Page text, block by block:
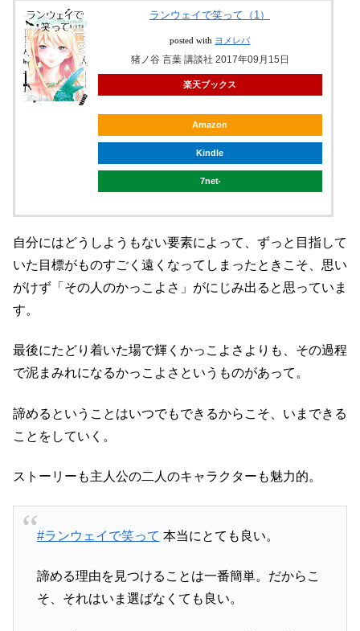
ランウェイで笑って（1）
posted with ヨメレバ
猪ノ谷 言葉 講談社 2017年09月15日
楽天ブックス
Amazon
Kindle
7net
自分にはどうしようもない要素によって、ずっと目指して
いた目標がものすごく遠くなってしまったときこそ、思い
がけず「その人のかっこよさ」がにじみ出ると思っていま
す。
最後にたどり着いた場で輝くかっこよさよりも、その過程
で泥まみれになるかっこよさというものがあって。
諦めるということはいつでもできるからこそ、いまできる
ことをしていく。
ストーリーも主人公の二人のキャラクターも魅力的。
#ランウェイで笑って 本当にとても良い。
諦める理由を見つけることは一番簡単。だからこ
そ、それはいま選ばなくても良い。